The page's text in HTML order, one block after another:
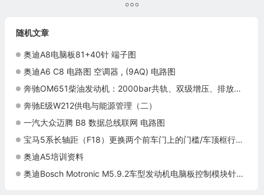
随机文章
奥迪A8电脑板81+40针 端子图
奥迪A6 C8 电路图 空调器 , (9AQ) 电路图
奔驰OM651柴油发动机：2000bar共轨、双级增压、排放与热管理
奔驰E级W212供电与能源管理（二）
一汽大众迈腾 B8 数据总线联网 电路图
宝马5系长轴距（F18）更换两个前车门上的门槛/车顶框行李架密封件施工与复检标准
奥迪A5培训资料
奥迪Bosch Motronic M5.9.2车型发动机电脑板控制模块针脚52+28针 端子图